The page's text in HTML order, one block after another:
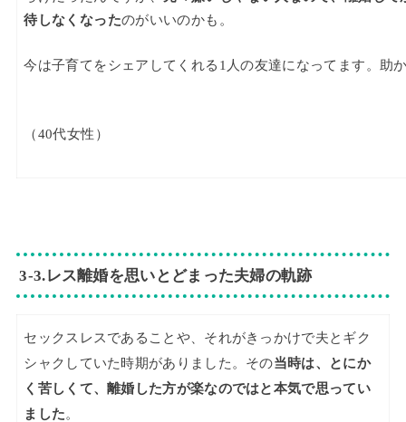
待しなくなったのがいいのかも。
今は子育てをシェアしてくれる1人の友達になってます。助
（40代女性）
3-3.レス離婚を思いとどまった夫婦の軌跡
セックスレスであることや、それがきっかけで夫とギク
シャクしていた時期がありました。その当時は、とにか
く苦しくて、離婚した方が楽なのではと本気で思ってい
ました。